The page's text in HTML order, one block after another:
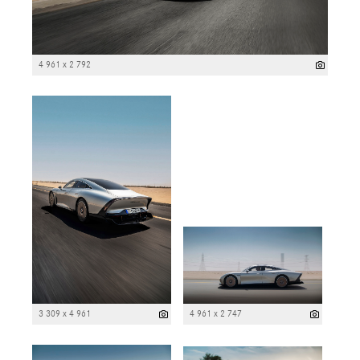
4 961 x 2 792
3 309 x 4 961 4 961 x 2 747